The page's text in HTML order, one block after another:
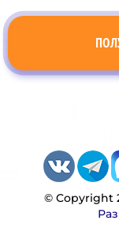
© Copyright